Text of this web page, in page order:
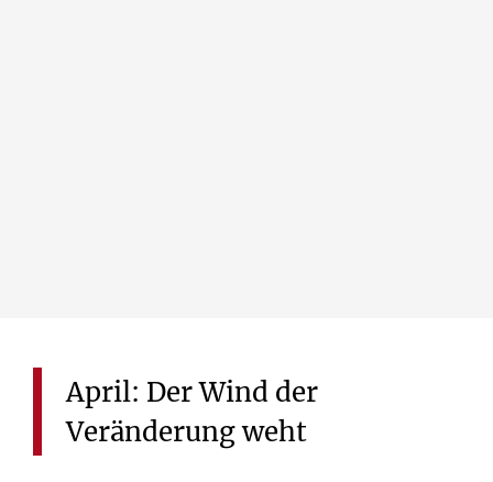
April: DerWind der
Veränderungweht